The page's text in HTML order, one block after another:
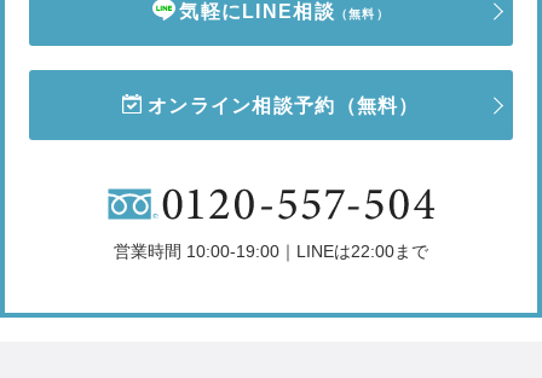
気軽にLINE相談 （無料）
オンライン相談予約 （無料）
営業時間 10:00-19:00｜LINEは22:00まで